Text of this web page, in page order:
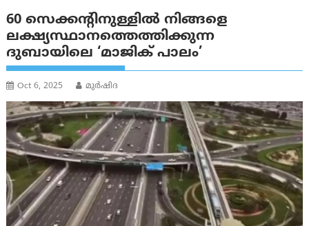
60 സെക്കന്റിനുള്ളില്‍ നിങ്ങളെ
ലക്ഷ്യസ്ഥാനത്തെത്തിക്കുന്ന
ദുബായിലെ ‘മാജിക് പാലം’
Oct 6, 2025 മുര്‍ഷിദ